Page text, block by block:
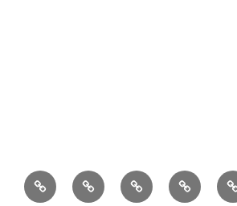
ホ
ー
ブ
ロ
薪
ス
シ
ョ
お